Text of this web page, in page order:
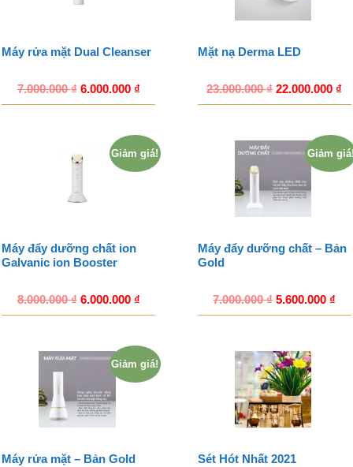
Máy rửa mặt Dual Cleanser
7.000.000₫ 6.000.000 ₫
Mặt nạ Derma LED
23.000.000₫ 22.000.000 ₫
Giảm giá!
Máy đẩy dưỡng chất ion
Galvanic ion Booster
8.000.000₫ 6.000.000 ₫
Giảm
Máy đẩy dưỡng chất – Bản
Gold
7.000.000₫ 5.600.000 ₫
Giảm giá!
Máy rửa mặt – Bản Gold Sét Hót Nhất 2021